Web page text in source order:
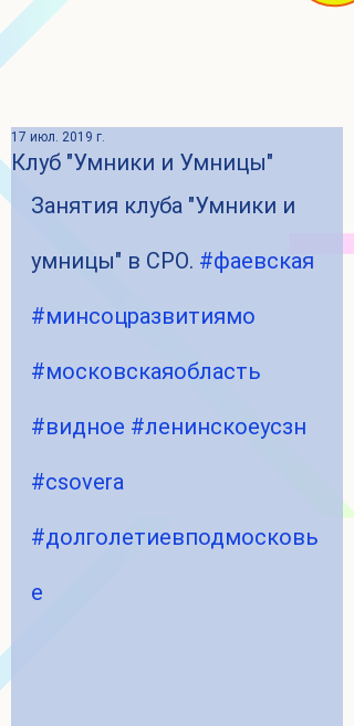
Клуб "Умники и Умницы"
17 июл. 2019 г.
Занятия клуба "Умники и
умницы" в СРО. #фаевская
#минсоцразвитиямо
#московскаяобласть
#видное #ленинскоеусзн
#csovera
#долголетиевподмосковь
е